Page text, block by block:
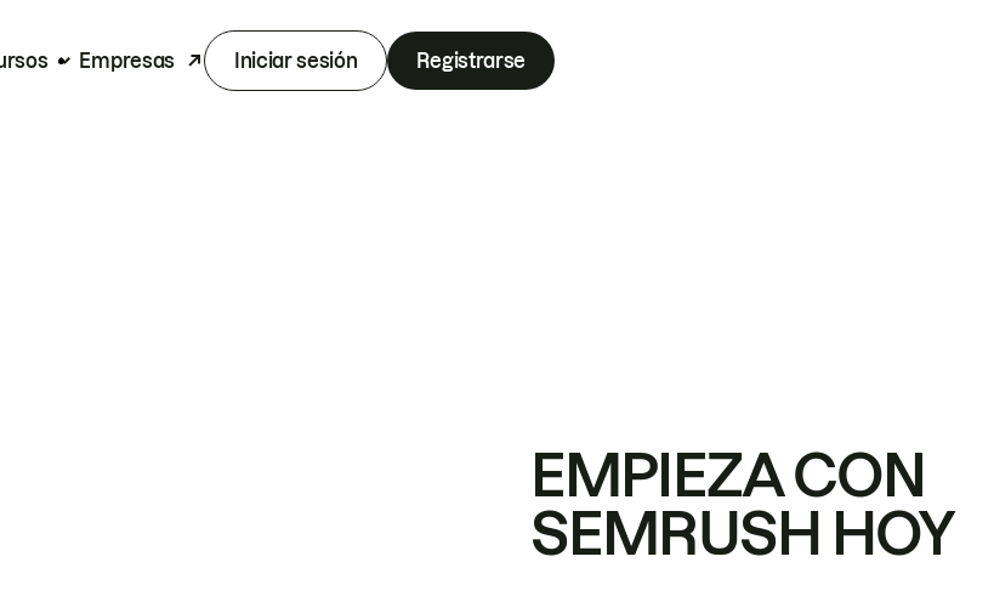
Empresas Iniciar sesión Registrarse
EMPIEZA CON
SEMRUSH HOY